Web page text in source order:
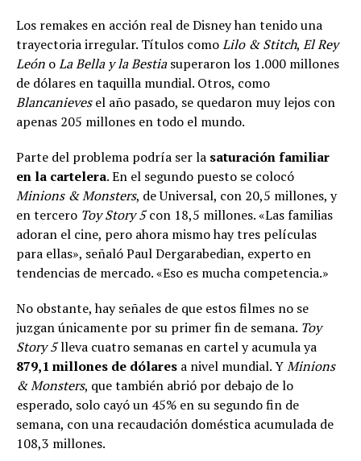
Los remakes en acción real de Disney han tenido una
trayectoria irregular. Títulos comoLilo & Stitch, El Rey
León oLa Bella y la Bestiasuperaron los 1.000 millones
de dólares en taquilla mundial. Otros, como
Blancanievesel año pasado, se quedaron muy lejos con
apenas 205 millones en todo el mundo.
Parte del problema podría ser la saturación familiar
en la cartelera. En el segundo puesto se colocó
Minions & Monsters, de Universal, con 20,5 millones, y
en tercero Toy Story 5con 18,5 millones. «Las familias
adoran el cine, pero ahora mismo hay tres películas
para ellas», señaló Paul Dergarabedian, experto en
tendencias de mercado. «Eso es mucha competencia.»
No obstante, hay señales de que estos filmes no se
juzgan únicamente por su primer fin de semana. Toy
Story 5lleva cuatro semanas en cartel y acumula ya
879,1 millones de dólares a nivel mundial. YMinions
& Monsters, que también abrió por debajo de lo
esperado, solo cayó un 45% en su segundo fin de
semana, con una recaudación doméstica acumulada de
108,3 millones.